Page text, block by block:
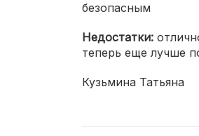
безопасным
Недостатки:
теперь еще лучше
Кузьмина Татьяна